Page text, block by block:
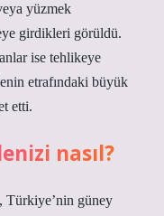
yüzmek
girdikleri görüldü.
ise tehlikeye
etrafındaki büyük
etti.
nasıl?
Türkiye’nin güney